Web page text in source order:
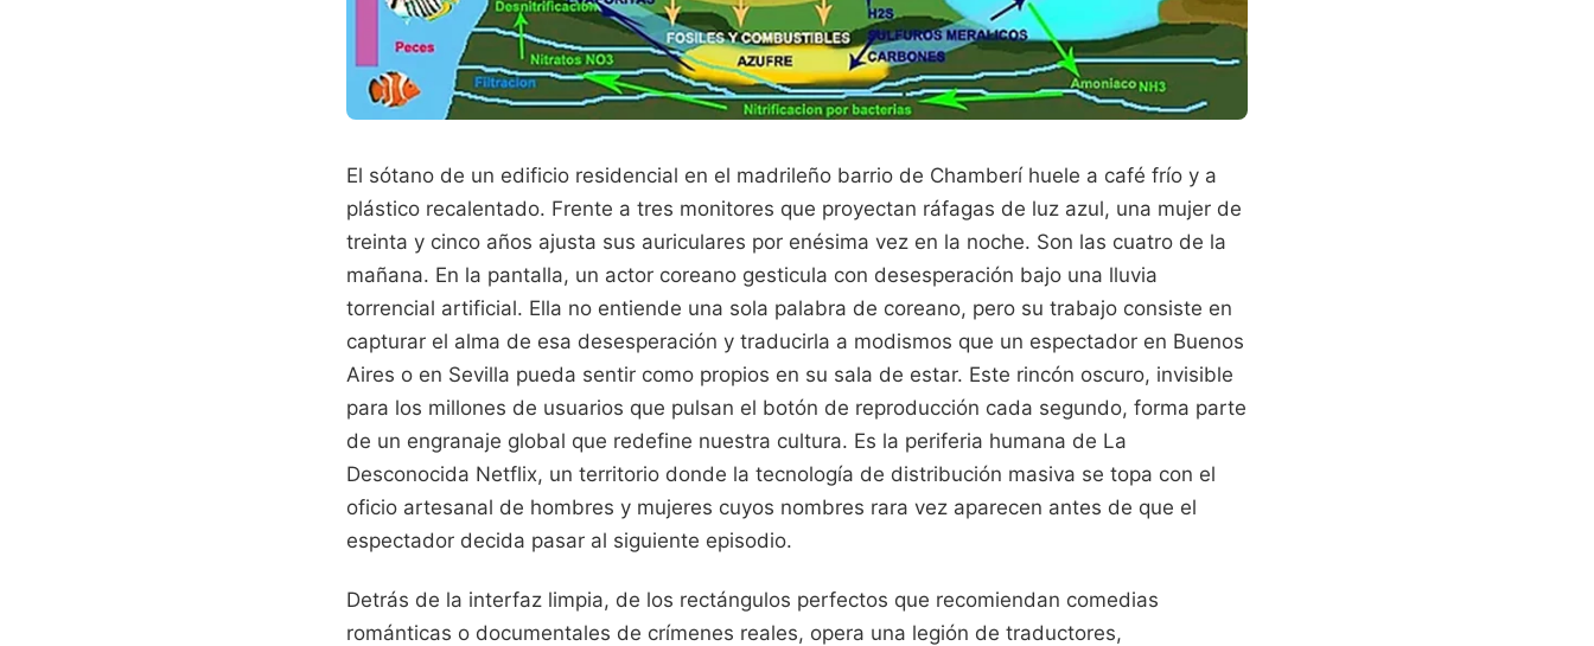
El sótano de un edificio residencial en el madrileño barrio de Chamberí huele a café frío y a
plástico recalentado. Frente a tres monitores que proyectan ráfagas de luz azul, una mujer de
treinta y cinco años ajusta sus auriculares por enésima vez en la noche. Son las cuatro de la
mañana. En la pantalla, un actor coreano gesticula con desesperación bajo una lluvia
torrencial artificial. Ella no entiende una sola palabra de coreano, pero su trabajo consiste en
capturar el alma de esa desesperación y traducirla a modismos que un espectador en Buenos
Aires o en Sevilla pueda sentir como propios en su sala de estar. Este rincón oscuro, invisible
para los millones de usuarios que pulsan el botón de reproducción cada segundo, forma parte
de un engranaje global que redefine nuestra cultura. Es la periferia humana de La
Desconocida Netflix, un territorio donde la tecnología de distribución masiva se topa con el
oficio artesanal de hombres y mujeres cuyos nombres rara vez aparecen antes de que el
espectador decida pasar al siguiente episodio.
Detrás de la interfaz limpia, de los rectángulos perfectos que recomiendan comedias
románticas o documentales de crímenes reales, opera una legión de traductores,